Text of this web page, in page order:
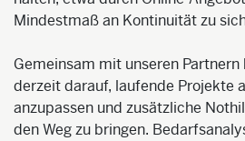
Mindestmaß an Kontinuität zu
Gemeinsam mit unseren
derzeit darauf, laufende Projekte
anzupassen und zusätzliche
den Weg zu bringen.